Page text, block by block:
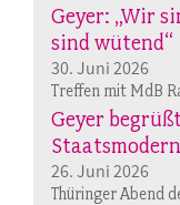
Geyer: „Wir
sind wütend“
30. Juni 2026
Treffen mit MdB
Geyer
26. Juni 2026
Thüringer Abend